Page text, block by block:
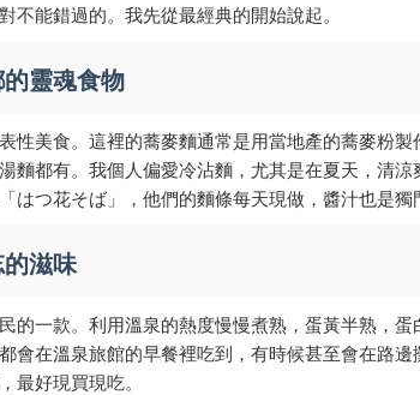
不能錯過的。我先從最經典的開始說起。
靈魂食物
性美食。這裡的蕎麥麵通常是用當地產的蕎麥粉
麵都有。我個人偏愛冷沾麵，尤其是在夏天，清
はつ花そば」，他們的麵條每天現做，醬汁也是獨
滋味
的一款。利用溫泉的熱度慢慢煮熟，蛋黃半熟，
會在溫泉旅館的早餐裡吃到，有時候甚至會在路
最好現買現吃。